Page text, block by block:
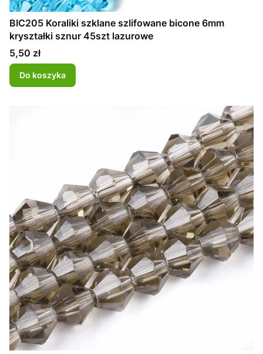
BIC205 Koraliki szklane szlifowane bicone 6mm
kryształki sznur 45szt lazurowe
Cena
5,50 zł
Do koszyka